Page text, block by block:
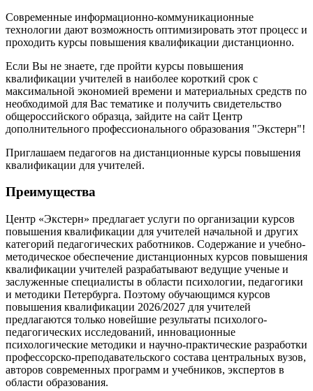
Современные информационно-коммуникационные
технологии дают возможность оптимизировать этот процесс и
проходить курсы повышения квалификации дистанционно.
Если Вы не знаете, где пройти курсы повышения
квалификации учителей в наиболее короткий срок с
максимальной экономией времени и материальных средств по
необходимой для Вас тематике и получить свидетельство
общероссийского образца, зайдите на сайт Центр
дополнительного профессионального образования "Экстерн"!
Приглашаем педагогов на дистанционные курсы повышения
квалификации для учителей.
Преимущества
Центр «Экстерн» предлагает услуги по организации курсов
повышения квалификации для учителей начальной и других
категорий педагогических работников. Содержание и учебно-
методическое обеспечение дистанционных курсов повышения
квалификации учителей разрабатывают ведущие ученые и
заслуженные специалисты в области психологии, педагогики
и методики Петербурга. Поэтому обучающимся курсов
повышения квалификации 2026/2027 для учителей
предлагаются только новейшие результаты психолого-
педагогических исследований, инновационные
психологические методики и научно-практические разработки
профессорско-преподавательского состава центральных вузов,
авторов современных программ и учебников, экспертов в
области образования.